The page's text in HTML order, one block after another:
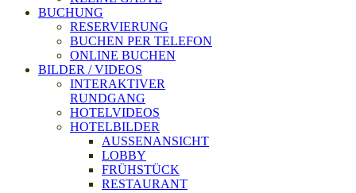
BUCHUNG
RESERVIERUNG
BUCHEN PER TELEFON
ONLINE BUCHEN
BILDER / VIDEOS
INTERAKTIVER
RUNDGANG
HOTELVIDEOS
HOTELBILDER
AUSSENANSICHT
LOBBY
FRÜHSTÜCK
RESTAURANT